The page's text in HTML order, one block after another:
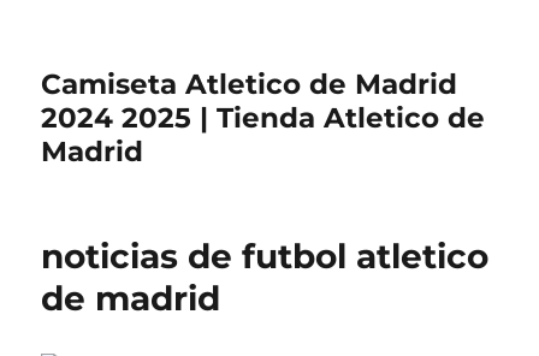
Camiseta Atletico de Madrid
2024 2025 | Tienda Atletico de
Madrid
noticias de futbol atletico
de madrid